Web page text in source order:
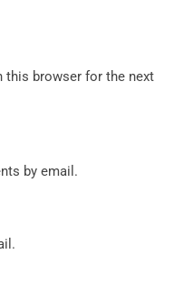
this browser for the next
by email.